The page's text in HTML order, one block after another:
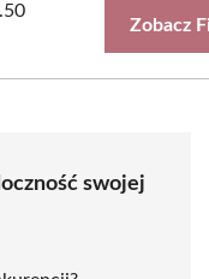
Zobacz
swojej